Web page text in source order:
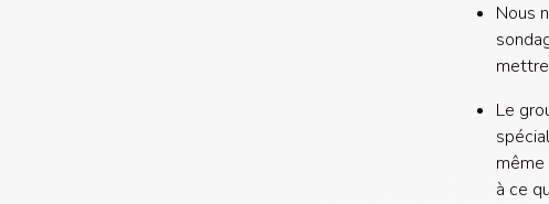
Nous
Le
à ce